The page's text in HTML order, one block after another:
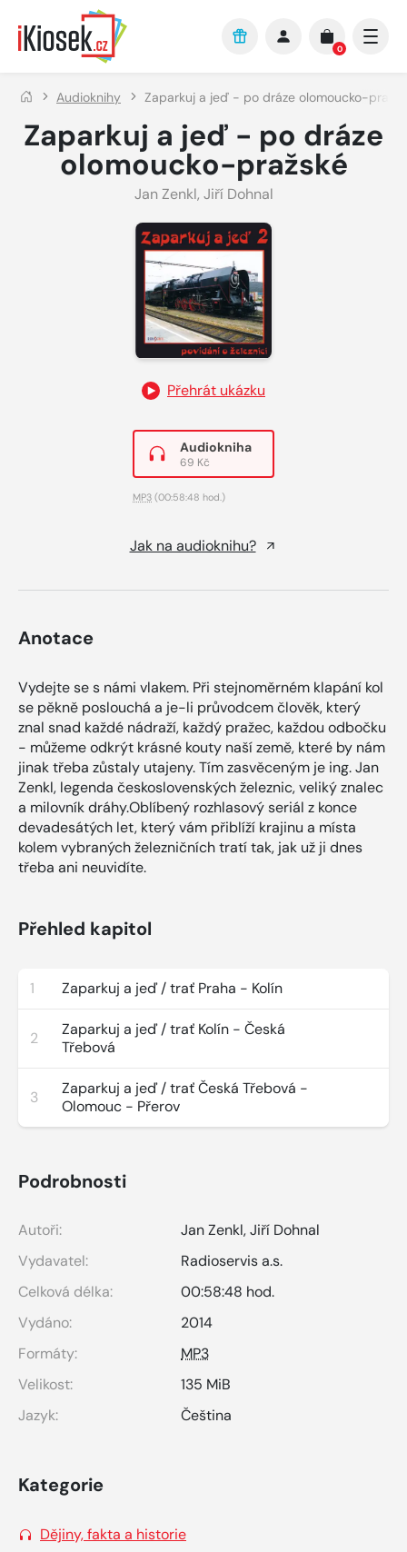
Přejít na hlavní obsah
0
Audioknihy Zaparkuj a jeď - po dráze olomoucko-
Zaparkuj a jeď - po dráze
olomoucko-pražské
Jan Zenkl, Jiří Dohnal
Přehrát ukázku
Audiokniha
69 Kč
MP3 (00:58:48 hod.)
Jak na audioknihu?
Anotace
Vydejte se s námi vlakem. Při stejnoměrném klapání kol
se pěkně poslouchá a je-li průvodcem člověk, který
znal snad každé nádraží, každý pražec, každou odbočku
- můžeme odkrýt krásné kouty naší země, které by nám
jinak třeba zůstaly utajeny. Tím zasvěceným je ing. Jan
Zenkl, legenda československých železnic, veliký znalec
a milovník dráhy.Oblíbený rozhlasový seriál z konce
devadesátých let, který vám přiblíží krajinu a místa
kolem vybraných železničních tratí tak, jak už ji dnes
třeba ani neuvidíte.
Přehled kapitol
1 Zaparkuj a jeď / trať Praha - Kolín
2
Zaparkuj a jeď / trať Kolín - Česká
Třebová
3
Zaparkuj a jeď / trať Česká Třebová -
Olomouc - Přerov
Podrobnosti
Autoři: Jan Zenkl,Jiří Dohnal
Vydavatel:
Radioservis a.s.
Celková délka:
00:58:48 hod.
Vydáno:
2014
Formáty:
MP3
Velikost:
135 MiB
Jazyk:
Čeština
Kategorie
Dějiny, fakta a historie